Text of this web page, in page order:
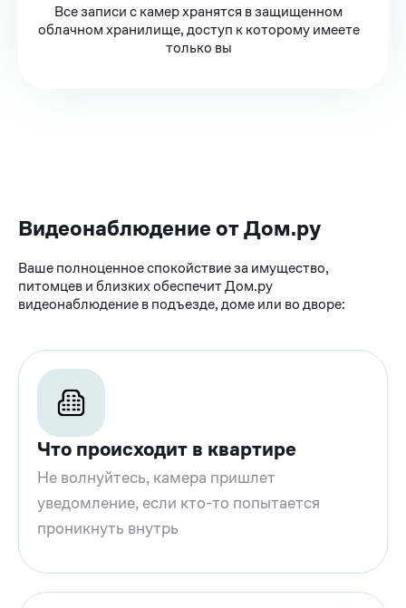
Все записи с камер хранятся в защищенном
облачном хранилище, доступ к которому имеете
только вы
Видеонаблюдение от Дом.ру
Ваше полноценное спокойствие за имущество,
питомцев и близких обеспечит Дом.ру
видеонаблюдение в подъезде, доме или во дворе:
Что происходит в квартире
Не волнуйтесь, камера пришлет
уведомление, если кто-то попытается
проникнуть внутрь